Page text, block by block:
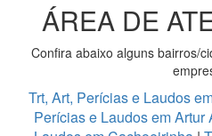
ÁREA DE
Confira abaixo alguns bairros/
Trt, Art, Perícias e Laudos
Perícias e Laudos em Artur